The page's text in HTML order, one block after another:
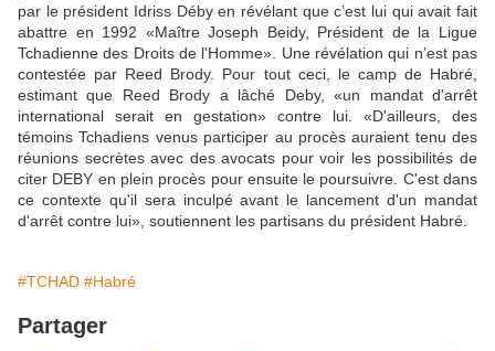
par le président Idriss Déby en révélant que c’est lui qui avait fait
abattre en 1992 «Maître Joseph Beidy, Président de la Ligue
Tchadienne des Droits de l'Homme». Une révélation qui n’est pas
contestée par Reed Brody. Pour tout ceci, le camp de Habré,
estimant que Reed Brody a lâché Deby, «un mandat d'arrêt
international serait en gestation» contre lui. «D'ailleurs, des
témoins Tchadiens venus participer au procès auraient tenu des
réunions secrètes avec des avocats pour voir les possibilités de
citer DEBY en plein procès pour ensuite le poursuivre. C'est dans
ce contexte qu'il sera inculpé avant le lancement d'un mandat
d'arrêt contre lui», soutiennent les partisans du président Habré.
#TCHAD #Habré
Partager